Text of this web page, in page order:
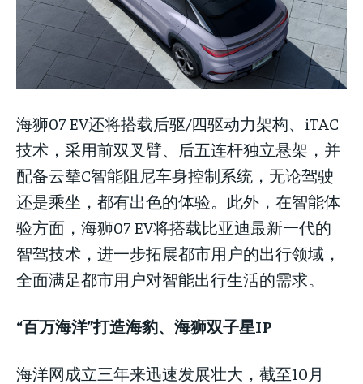
海狮07 EV还将搭载后驱/四驱动力架构、iTAC
技术，采用前双叉臂、后五连杆独立悬架，并
配备云辇C智能阻尼车身控制系统，无论驾驶
还是乘坐，都有出色的体验。此外，在智能体
验方面，海狮07 EV将搭载比亚迪最新一代的
智驾技术，进一步拓展都市用户的出行领域，
全面满足都市用户对智能出行生活的需求。
“百万海洋”打造海豹、海狮双子星IP
海洋网成立三年来迅速发展壮大，截至10月